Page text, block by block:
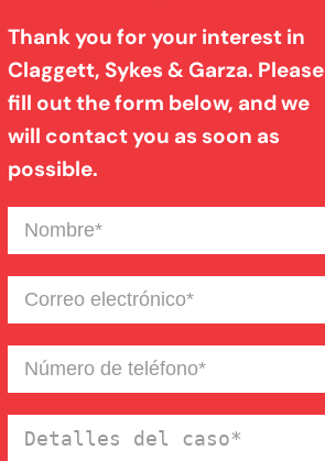
Leyes de Connecticut
Mordedura de perro
Noticias de la Firma
Un blog de derecho de
Connecticut
Thank you for your interest in
Claggett, Sykes & Garza. Please
fill out the form below, and we
will contact you as soon as
possible.
Nombre(Required)
Correo
electrónico(Required)
Número
de
teléfono(Required)
Detalles